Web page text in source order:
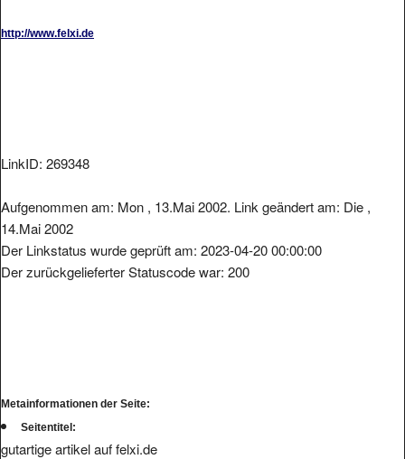
http://www.felxi.de
LinkID: 269348
Aufgenommen am: Mon , 13.Mai 2002. Link geändert am: Die ,
14.Mai 2002
Der Linkstatus wurde geprüft am: 2023-04-20 00:00:00
Der zurückgelieferter Statuscode war: 200
Metainformationen der Seite:
Seitentitel:
gutartige artikel auf felxi.de